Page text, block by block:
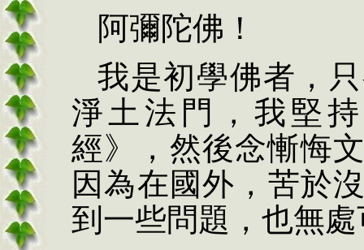
阿彌陀佛！
我是初學佛者，
淨土法門，我堅
經》，然後念慚悔
因為在國外，苦於
到一些問題，也無